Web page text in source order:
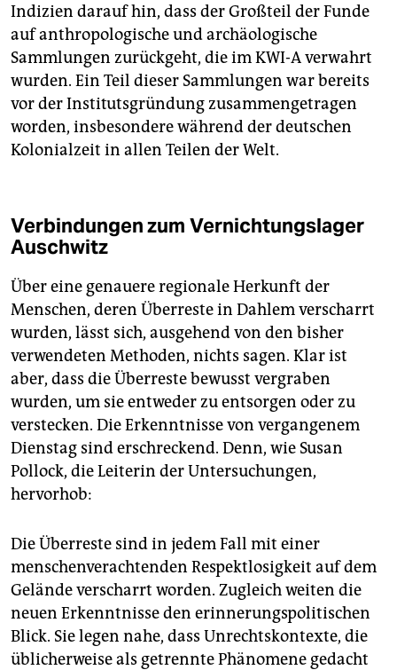
Indizien darauf hin, dass der Großteil der Funde
auf anthropologische und archäologische
Sammlungen zurückgeht, die im KWI-A verwahrt
wurden. Ein Teil dieser Sammlungen war bereits
vor der Institutsgründung zusammengetragen
worden, insbesondere während der deutschen
Kolonialzeit in allen Teilen der Welt.
Verbindungen zum Vernichtungslager
Auschwitz
Über eine genauere regionale Herkunft der
Menschen, deren Überreste in Dahlem verscharrt
wurden, lässt sich, ausgehend von den bisher
verwendeten Methoden, nichts sagen. Klar ist
aber, dass die Überreste bewusst vergraben
wurden, um sie entweder zu entsorgen oder zu
verstecken. Die Erkenntnisse von vergangenem
Dienstag sind erschreckend. Denn, wie Susan
Pollock, die Leiterin der Untersuchungen,
hervorhob:
Die Überreste sind in jedem Fall mit einer
menschenverachtenden Respektlosigkeit auf dem
Gelände verscharrt worden. Zugleich weiten die
neuen Erkenntnisse den erinnerungspolitischen
Blick. Sie legen nahe, dass Unrechtskontexte, die
üblicherweise als getrennte Phänomene gedacht